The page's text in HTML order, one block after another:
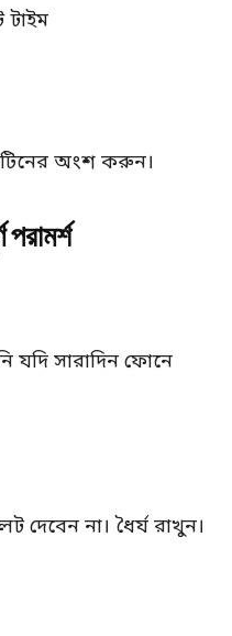
টাইম
অংশ করুন।
যদি সারাদিন ফোনে
দেবেন না। ধৈর্য রাখুন।